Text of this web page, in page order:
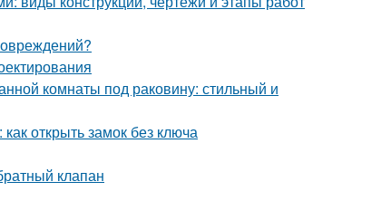
комнаты под раковину: стильный и
открыть замок без ключа
клапан